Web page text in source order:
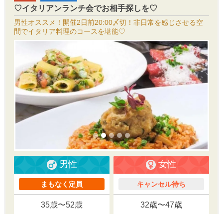
♡イタリアンランチ会でお相手探しを♡
男性オススメ！開催2日前20:00〆切！非日常を感じさせる空
間でイタリア料理のコースを堪能♡
男性
まもなく定員
35歳〜52歳
女性
キャンセル待ち
32歳〜47歳